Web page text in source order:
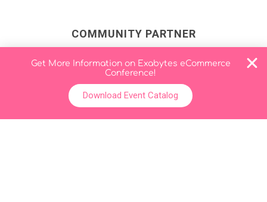
COMMUNITY PARTNER
Get More Information on Exabytes eCommerce
Conference!
Download Event Catalog